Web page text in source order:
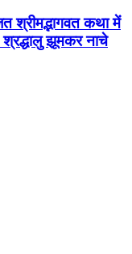
श्रीमद्भागवत कथा में
श्रद्धालु झूमकर नाचे